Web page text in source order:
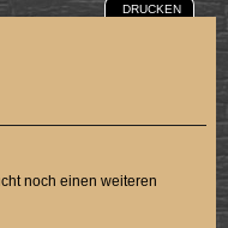
DRUCKEN
noch einen weiteren